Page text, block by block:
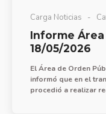
Carga Noticias
Informe
18/05/2026
El Área de Orden
informó que en el
procedió a realizar